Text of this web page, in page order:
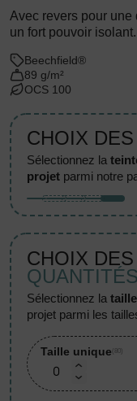
Avec revers pour
un fort pouvoir
Beechfield®
89 g/m²
OCS 100
CHOIX DES
sélectionnez la
projet parmi notre
CHOIX DES
QUANTITÉS
sélectionnez lataille
projet parmi les
Taille unique (80)